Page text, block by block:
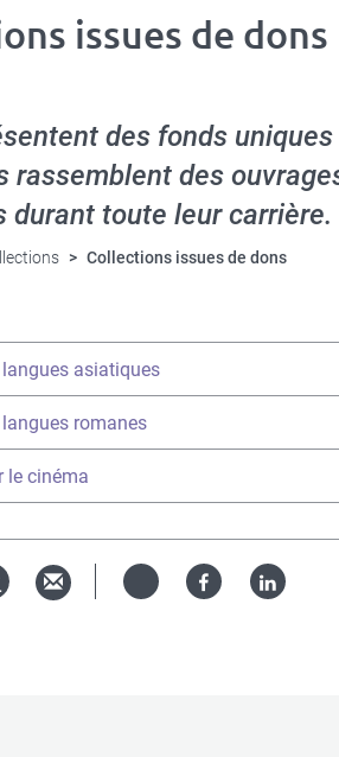
issues de dons
des fonds
rassemblent des
durant toute leur carrière.
Collections issues de dons
asiatiques
romanes
le cinéma
Twitter FacebookLinked